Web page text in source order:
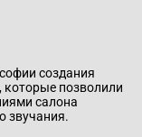
создания
которые позволили
салона
звучания.